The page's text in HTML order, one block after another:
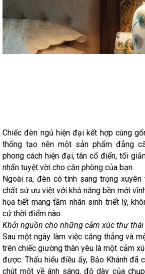
Chiếc đèn ngủ hiện đại kết hợp cùng
thống tạo nên một sản phẩm đẳng
phong cách hiện đại, tân cổ điển, tối
nhấn tuyệt vời cho căn phòng của bạn.
Ngoài ra, đèn có tính sang trọng
chất sứ ưu việt với khả năng bền mới
họa tiết mang tầm nhân sinh triết lý,
cứ thời điểm nào.
Khởi nguồn cho những cảm xúc thư
Sau một ngày làm việc căng thẳng và
trên chiếc giường thân yêu là một cảm
được. Thấu hiểu điều ấy, Bảo Khánh đã
chút một về ánh sáng, độ dày của